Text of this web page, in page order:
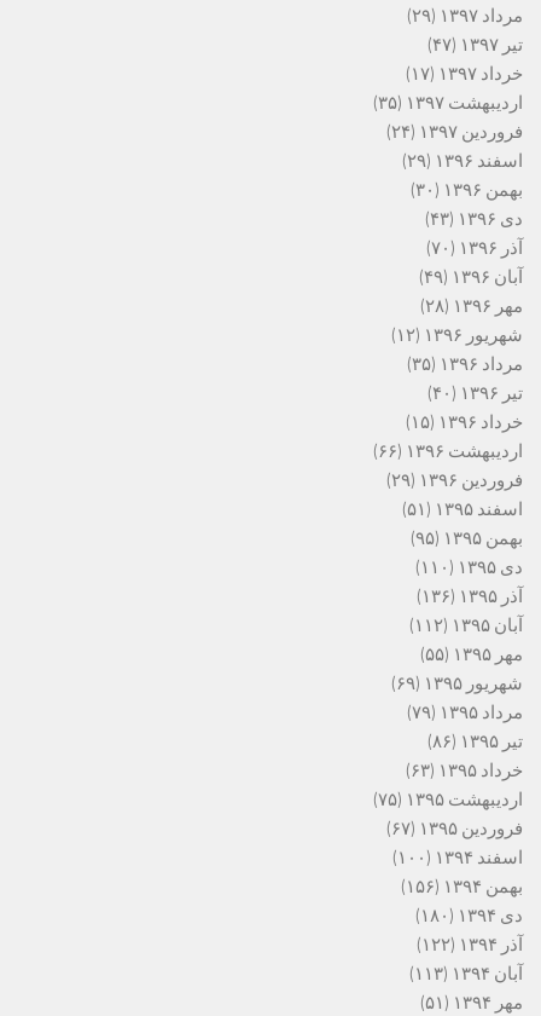
مرداد ۱۳۹۷
(۲۹)
تیر ۱۳۹۷
(۴۷)
خرداد ۱۳۹۷
(۱۷)
اردیبهشت ۱۳۹۷
(۳۵)
فروردین ۱۳۹۷
(۲۴)
اسفند ۱۳۹۶
(۲۹)
بهمن ۱۳۹۶
(۳۰)
دی ۱۳۹۶
(۴۳)
آذر ۱۳۹۶
(۷۰)
آبان ۱۳۹۶
(۴۹)
مهر ۱۳۹۶
(۲۸)
شهریور ۱۳۹۶
(۱۲)
مرداد ۱۳۹۶
(۳۵)
تیر ۱۳۹۶
(۴۰)
خرداد ۱۳۹۶
(۱۵)
اردیبهشت ۱۳۹۶
(۶۶)
فروردین ۱۳۹۶
(۲۹)
اسفند ۱۳۹۵
(۵۱)
بهمن ۱۳۹۵
(۹۵)
دی ۱۳۹۵
(۱۱۰)
آذر ۱۳۹۵
(۱۳۶)
آبان ۱۳۹۵
(۱۱۲)
مهر ۱۳۹۵
(۵۵)
شهریور ۱۳۹۵
(۶۹)
مرداد ۱۳۹۵
(۷۹)
تیر ۱۳۹۵
(۸۶)
خرداد ۱۳۹۵
(۶۳)
اردیبهشت ۱۳۹۵
(۷۵)
فروردین ۱۳۹۵
(۶۷)
اسفند ۱۳۹۴
(۱۰۰)
بهمن ۱۳۹۴
(۱۵۶)
دی ۱۳۹۴
(۱۸۰)
آذر ۱۳۹۴
(۱۲۲)
آبان ۱۳۹۴
(۱۱۳)
مهر ۱۳۹۴
(۵۱)